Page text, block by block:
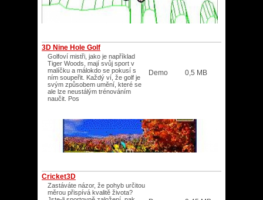
3D Nine Hole Golf
Golfoví mistři, jako je například
Tiger Woods, mají svůj sport v
malíčku a málokdo se pokusí s
ním soupeřit. Každý ví, že golf je
svým způsobem umění, které se
ale lze neustálým trénováním
naučit. Pos
Demo 0,5 MB
Cricket3D
Zastáváte názor, že pohyb určitou
měrou přispívá kvalitě života?